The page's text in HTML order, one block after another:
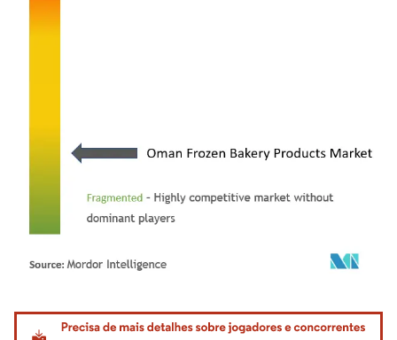
Imagem © Mordor Intelligence. O reuso requer atribuição conforme CC BY 4.0.